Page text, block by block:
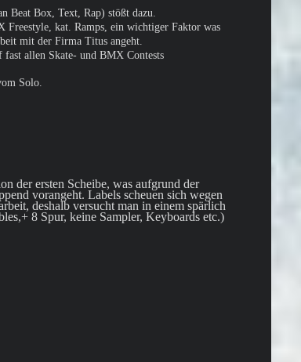
Beat Box, Text, Rap) stößt dazu.
kat. Ramps, ein wichtiger Faktor was
mit der Firma Titus angeht.
allen Skate- und BMX Contests
Solo.
der ersten Scheibe, was aufgrund der
vorangeht. Labels scheuen sich wegen
deshalb versucht man in einem spärlich
8 Spur, keine Sampler, Keyboards etc.)